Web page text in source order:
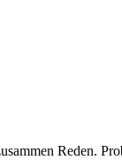
Reden.